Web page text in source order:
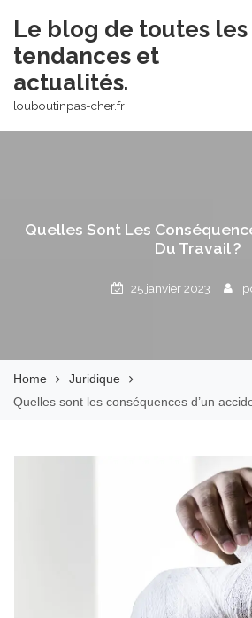
content
Le blog de toutes les
tendances et
actualités.
louboutinpas-cher.fr
Quelles Sont Les
Du Travail ?
25 janvier 2023
Home
Juridique
Quelles sont les conséquences d’un